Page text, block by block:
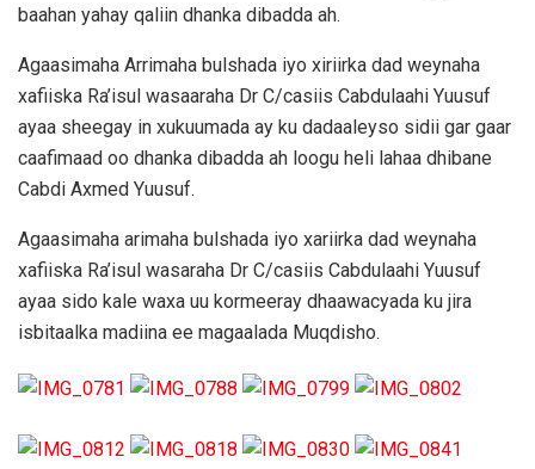
baahan yahay qaliin dhanka dibadda ah.
Agaasimaha Arrimaha bulshada iyo xiriirka dad weynaha
xafiiska Ra’isul wasaaraha Dr C/casiis Cabdulaahi Yuusuf
ayaa sheegay in xukuumada ay ku dadaaleyso sidii gar gaar
caafimaad oo dhanka dibadda ah loogu heli lahaa dhibane
Cabdi Axmed Yuusuf.
Agaasimaha arimaha bulshada iyo xariirka dad weynaha
xafiiska Ra’isul wasaraha Dr C/casiis Cabdulaahi Yuusuf
ayaa sido kale waxa uu kormeeray dhaawacyada ku jira
isbitaalka madiina ee magaalada Muqdisho.